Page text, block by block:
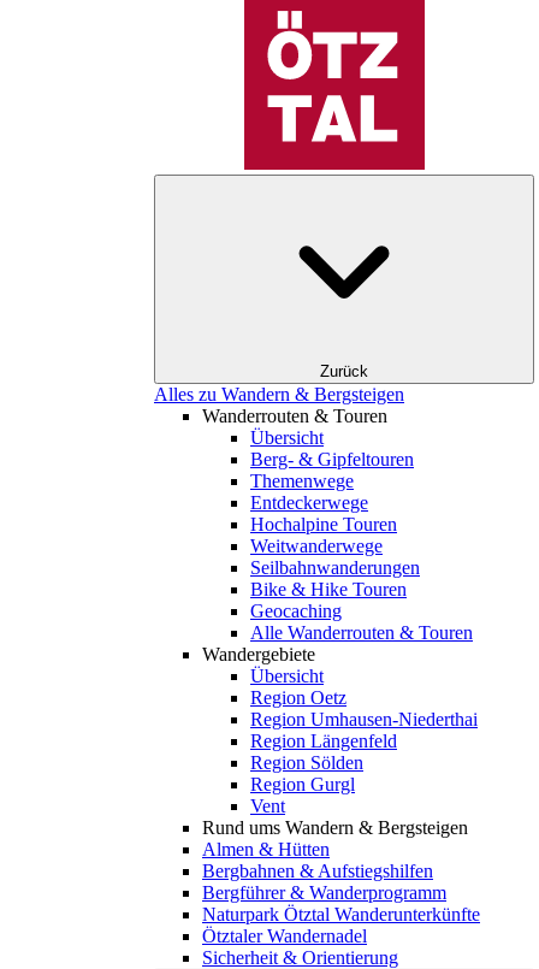
Zurück
Alles zu Wandern & Bergsteigen
Wanderrouten & Touren
Übersicht
Berg- & Gipfeltouren
Themenwege
Entdeckerwege
Hochalpine Touren
Weitwanderwege
Seilbahnwanderungen
Bike & Hike Touren
Geocaching
Alle Wanderrouten & Touren
Wandergebiete
Übersicht
Region Oetz
Region Umhausen-Niederthai
Region Längenfeld
Region Sölden
Region Gurgl
Vent
Rund ums Wandern & Bergsteigen
Almen & Hütten
Bergbahnen & Aufstiegshilfen
Bergführer & Wanderprogramm
Naturpark Ötztal Wanderunterkünfte
Ötztaler Wandernadel
Sicherheit & Orientierung